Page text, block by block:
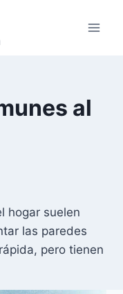
al
hogar suelen
las paredes
pero tienen